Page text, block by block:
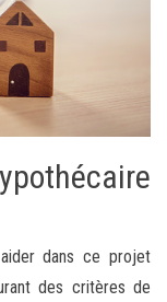
dans ce projet
des critères de